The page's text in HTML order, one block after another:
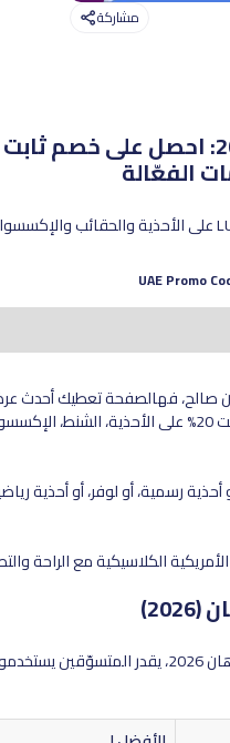
مشاركة
الفعّالة
فهالصفحة تعطيك أحدث
، تقدر تحصل على خصم ثابت 20% على
رسمية، أو لوفر، أو أحذية
الكلاسيكية مع الراحة
عشان تحصل على أفضل خصم كول هان